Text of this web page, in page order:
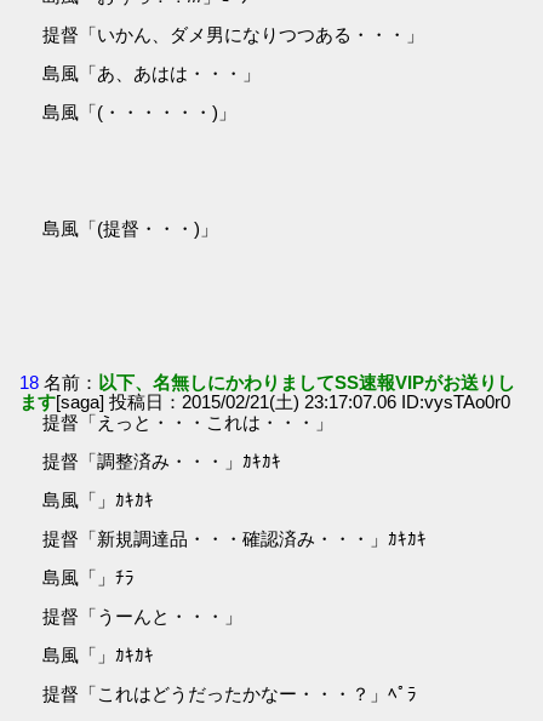
提督「いかん、ダメ男になりつつある・・・」
島風「あ、あはは・・・」
島風「(・・・・・・)」
島風「(提督・・・)」
18 名前： 以下、名無しにかわりましてSS速報VIPがお送りし
ます[saga] 投稿日：2015/02/21(土) 23:17:07.06 ID:vysTAo0r0
提督「えっと・・・これは・・・」
提督「調整済み・・・」ｶｷｶｷ
島風「」ｶｷｶｷ
提督「新規調達品・・・確認済み・・・」ｶｷｶｷ
島風「」ﾁﾗ
提督「うーんと・・・」
島風「」ｶｷｶｷ
提督「これはどうだったかなー・・・？」ﾍﾟﾗ